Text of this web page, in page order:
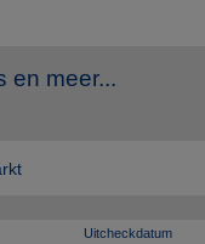
en meer...
Uitcheckdatum